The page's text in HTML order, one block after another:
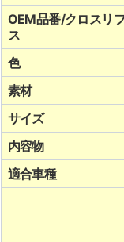
OEM品番/クロスリ
ス
色
素材
サイズ
内容物
適合車種